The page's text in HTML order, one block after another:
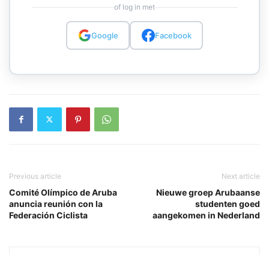
of log in met
Google Facebook
Previous article
Comité Olímpico de Aruba
anuncia reunión con la
Federación Ciclista
Next article
Nieuwe groep Arubaanse
studenten goed
aangekomen in Nederland